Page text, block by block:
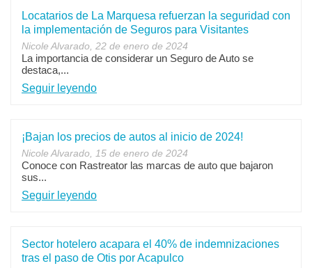
Locatarios de La Marquesa refuerzan la seguridad con
la implementación de Seguros para Visitantes
Nicole Alvarado, 22 de enero de 2024
La importancia de considerar un Seguro de Auto se
destaca,...
Seguir leyendo
¡Bajan los precios de autos al inicio de 2024!
Nicole Alvarado, 15 de enero de 2024
Conoce con Rastreator las marcas de auto que bajaron
sus...
Seguir leyendo
Sector hotelero acapara el 40% de indemnizaciones
tras el paso de Otis por Acapulco